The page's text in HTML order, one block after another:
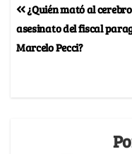
¿Quién mató al
asesinato del fiscal
Marcelo Pecci?